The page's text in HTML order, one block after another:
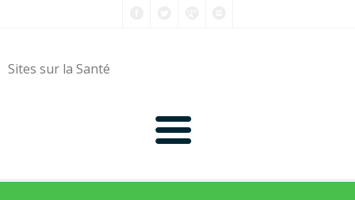
Sites sur la Santé
0-9